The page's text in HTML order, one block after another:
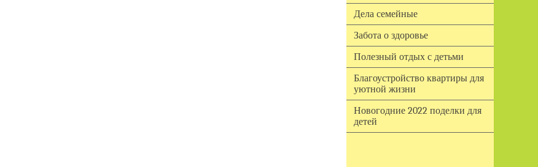
Дела семейные
Забота о здоровье
Полезный отдых с детьми
Благоустройство квартиры для
уютной жизни
Новогодние 2022 поделки для
детей